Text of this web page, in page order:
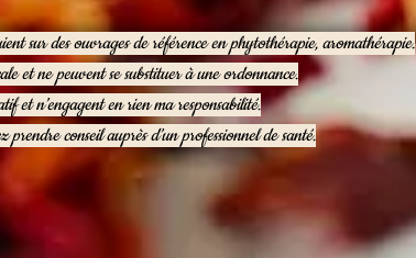
sur des ouvrages de référence en phytothérapie, aromathérapie.
et ne peuvent se substituer à une ordonnance.
et n’engagent en rien ma responsabilité.
conseil auprès d’un professionnel de santé.